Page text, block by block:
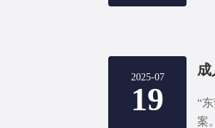
2025-07
19
“
案